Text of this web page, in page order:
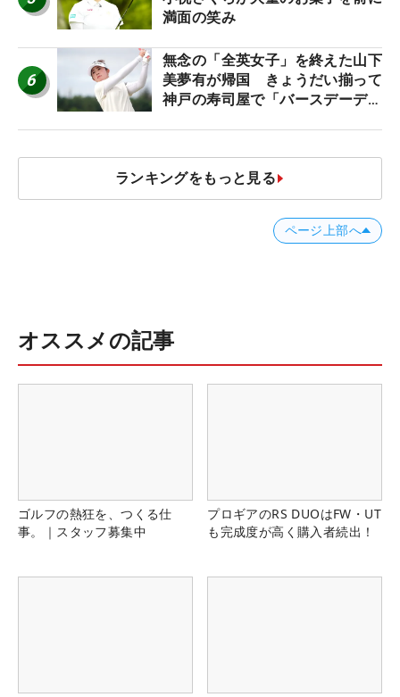
満面の笑み
6
無念の「全英女子」を終えた山下
美夢有が帰国 きょうだい揃って
神戸の寿司屋で「バースデーディ
ランキングをもっと見る
ページ上部へ
オススメの記事
ゴルフの熱狂を、つくる仕
事。｜スタッフ募集中
プロギアのRS DUOはFW・UT
も完成度が高く購入者続出！